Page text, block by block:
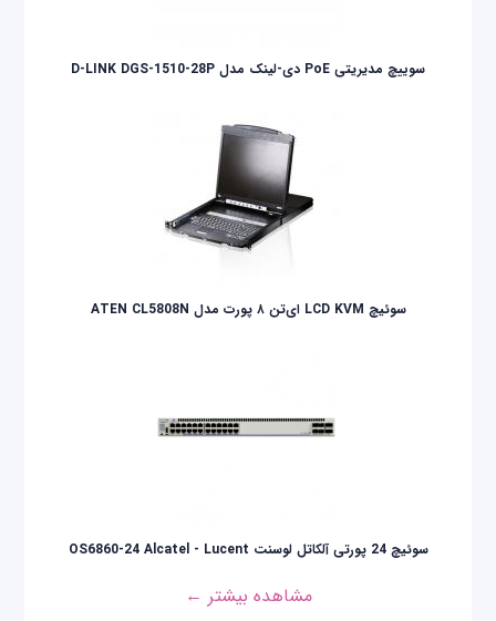
سوییچ مدیریتی PoE دی-لینک مدل D-LINK DGS-1510-28P
سوئيچ LCD KVM ای‌تن ۸ پورت مدل ATEN CL5808N
سوئیچ 24 پورتی آلکاتل لوسنت OS6860-24 Alcatel - Lucent
مشاهده بیشتر ←